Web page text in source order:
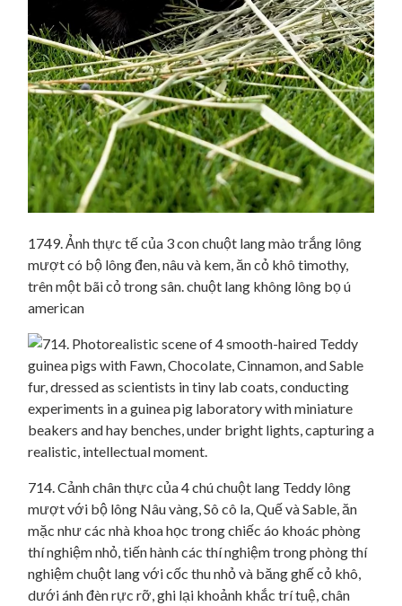
1749. Ảnh thực tế của 3 con chuột lang mào trắng lông
mượt có bộ lông đen, nâu và kem, ăn cỏ khô timothy,
trên một bãi cỏ trong sân. chuột lang không lông bọ ú
american
714. Cảnh chân thực của 4 chú chuột lang Teddy lông
mượt với bộ lông Nâu vàng, Sô cô la, Quế và Sable, ăn
mặc như các nhà khoa học trong chiếc áo khoác phòng
thí nghiệm nhỏ, tiến hành các thí nghiệm trong phòng thí
nghiệm chuột lang với cốc thu nhỏ và băng ghế cỏ khô,
dưới ánh đèn rực rỡ, ghi lại khoảnh khắc trí tuệ, chân